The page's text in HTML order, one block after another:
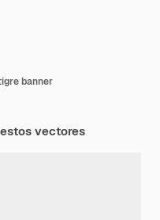
banner
vectores